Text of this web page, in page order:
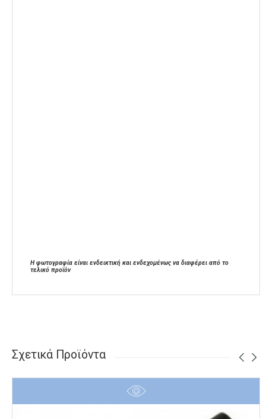
Η φωτογραφία είναι ενδεικτική και ενδεχομένως να διαφέρει από το
τελικό προϊόν
Σχετικά Προϊόντα